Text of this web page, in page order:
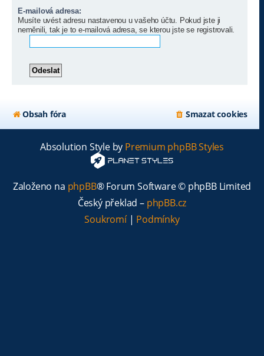
E-mailová adresa:
Musíte uvést adresu nastavenou u vašeho účtu. Pokud jste ji
neměnili, tak je to e-mailová adresa, se kterou jste se registrovali.
Obsah fóra Smazat cookies
Absolution Style by Premium phpBB Styles
Založeno na phpBB® Forum Software © phpBB Limited
Český překlad – phpBB.cz
Soukromí| Podmínky